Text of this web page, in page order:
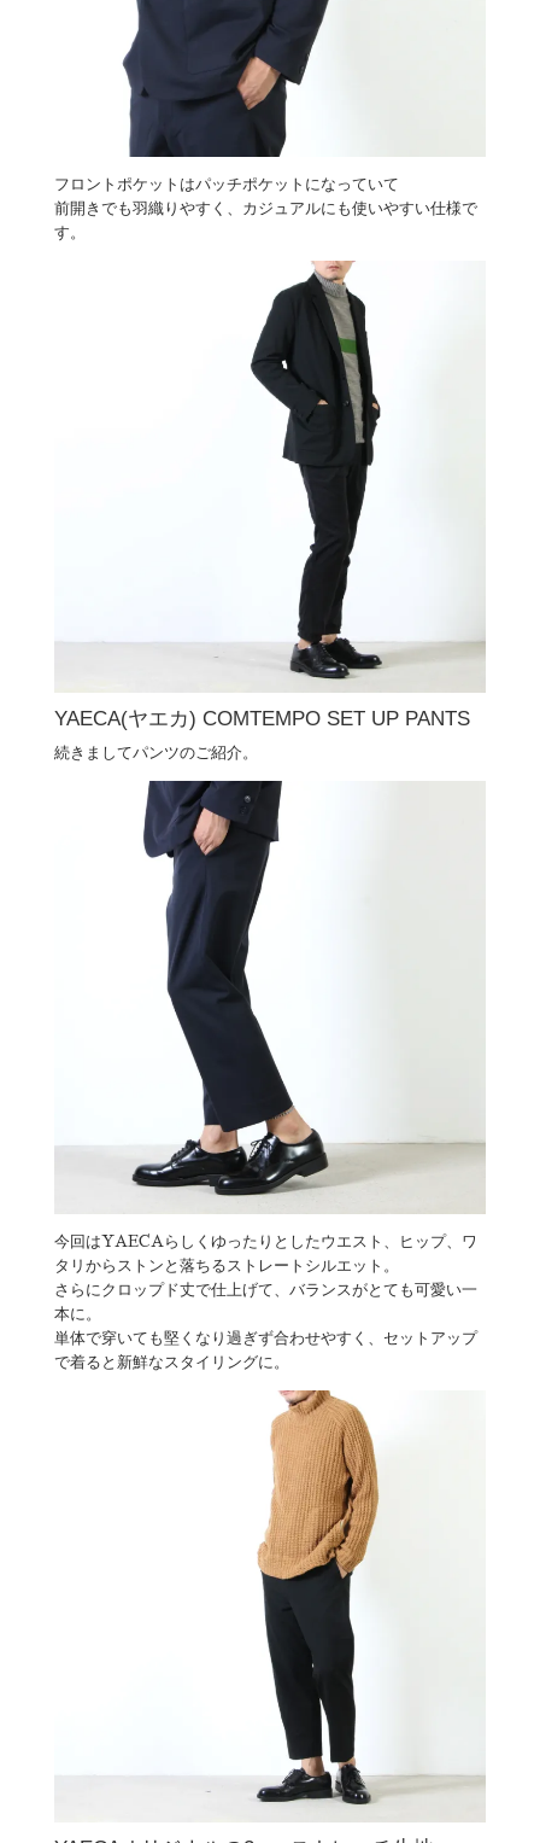
フロントポケットはパッチポケットになっていて
前開きでも羽織りやすく、カジュアルにも使いやすい仕様で
す。
YAECA(ヤエカ) COMTEMPO SET UP PANTS
続きましてパンツのご紹介。
今回はYAECAらしくゆったりとしたウエスト、ヒップ、ワ
タリからストンと落ちるストレートシルエット。
さらにクロップド丈で仕上げて、バランスがとても可愛い一
本に。
単体で穿いても堅くなり過ぎず合わせやすく、セットアップ
で着ると新鮮なスタイリングに。